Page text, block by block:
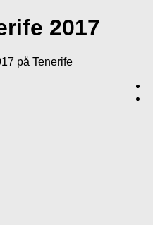
2017
på Tenerife